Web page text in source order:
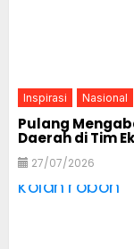
Inspirasi Nasional
Pulang
Daerah di Tim
27/07/2026